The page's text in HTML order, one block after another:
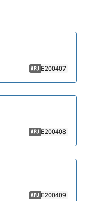
APJ E200407
APJ E200408
APJ E200409